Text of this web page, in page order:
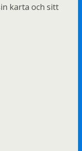
karta och sitt